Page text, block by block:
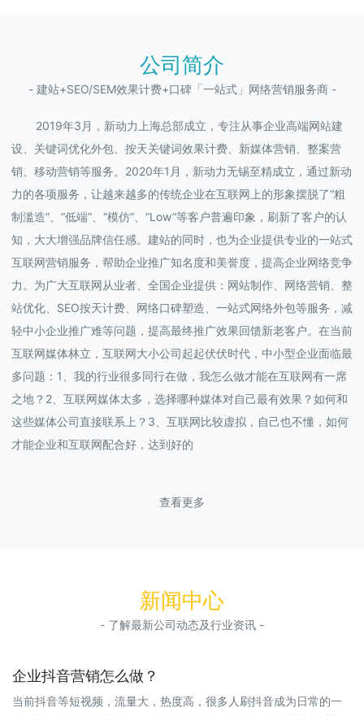
公司简介
- 建站+SEO/SEM效果计费+口碑「一站式」网络营销服务商 -
2019年3月，新动力上海总部成立，专注从事企业高端网站建
设、关键词优化外包、按天关键词效果计费、新媒体营销、整案营
销、移动营销等服务。2020年1月，新动力无锡至精成立，通过新动
力的各项服务，让越来越多的传统企业在互联网上的形象摆脱了“粗
制滥造”、“低端”、“模仿”、“Low”等客户普遍印象，刷新了客户的认
知，大大增强品牌信任感。建站的同时，也为企业提供专业的一站式
互联网营销服务，帮助企业推广知名度和美誉度，提高企业网络竞争
力。为广大互联网从业者、全国企业提供：网站制作、网络营销、整
站优化、SEO按天计费、网络口碑塑造、一站式网络外包等服务，减
轻中小企业推广难等问题，提高最终推广效果回馈新老客户。在当前
互联网媒体林立，互联网大小公司起起伏伏时代，中小型企业面临最
多问题：1、我的行业很多同行在做，我怎么做才能在互联网有一席
之地？2、互联网媒体太多，选择哪种媒体对自己最有效果？如何和
这些媒体公司直接联系上？3、互联网比较虚拟，自己也不懂，如何
才能企业和互联网配合好，达到好的
查看更多
新闻中心
- 了解最新公司动态及行业资讯 -
企业抖音营销怎么做？
当前抖音等短视频，流量大，热度高，很多人刷抖音成为日常的一